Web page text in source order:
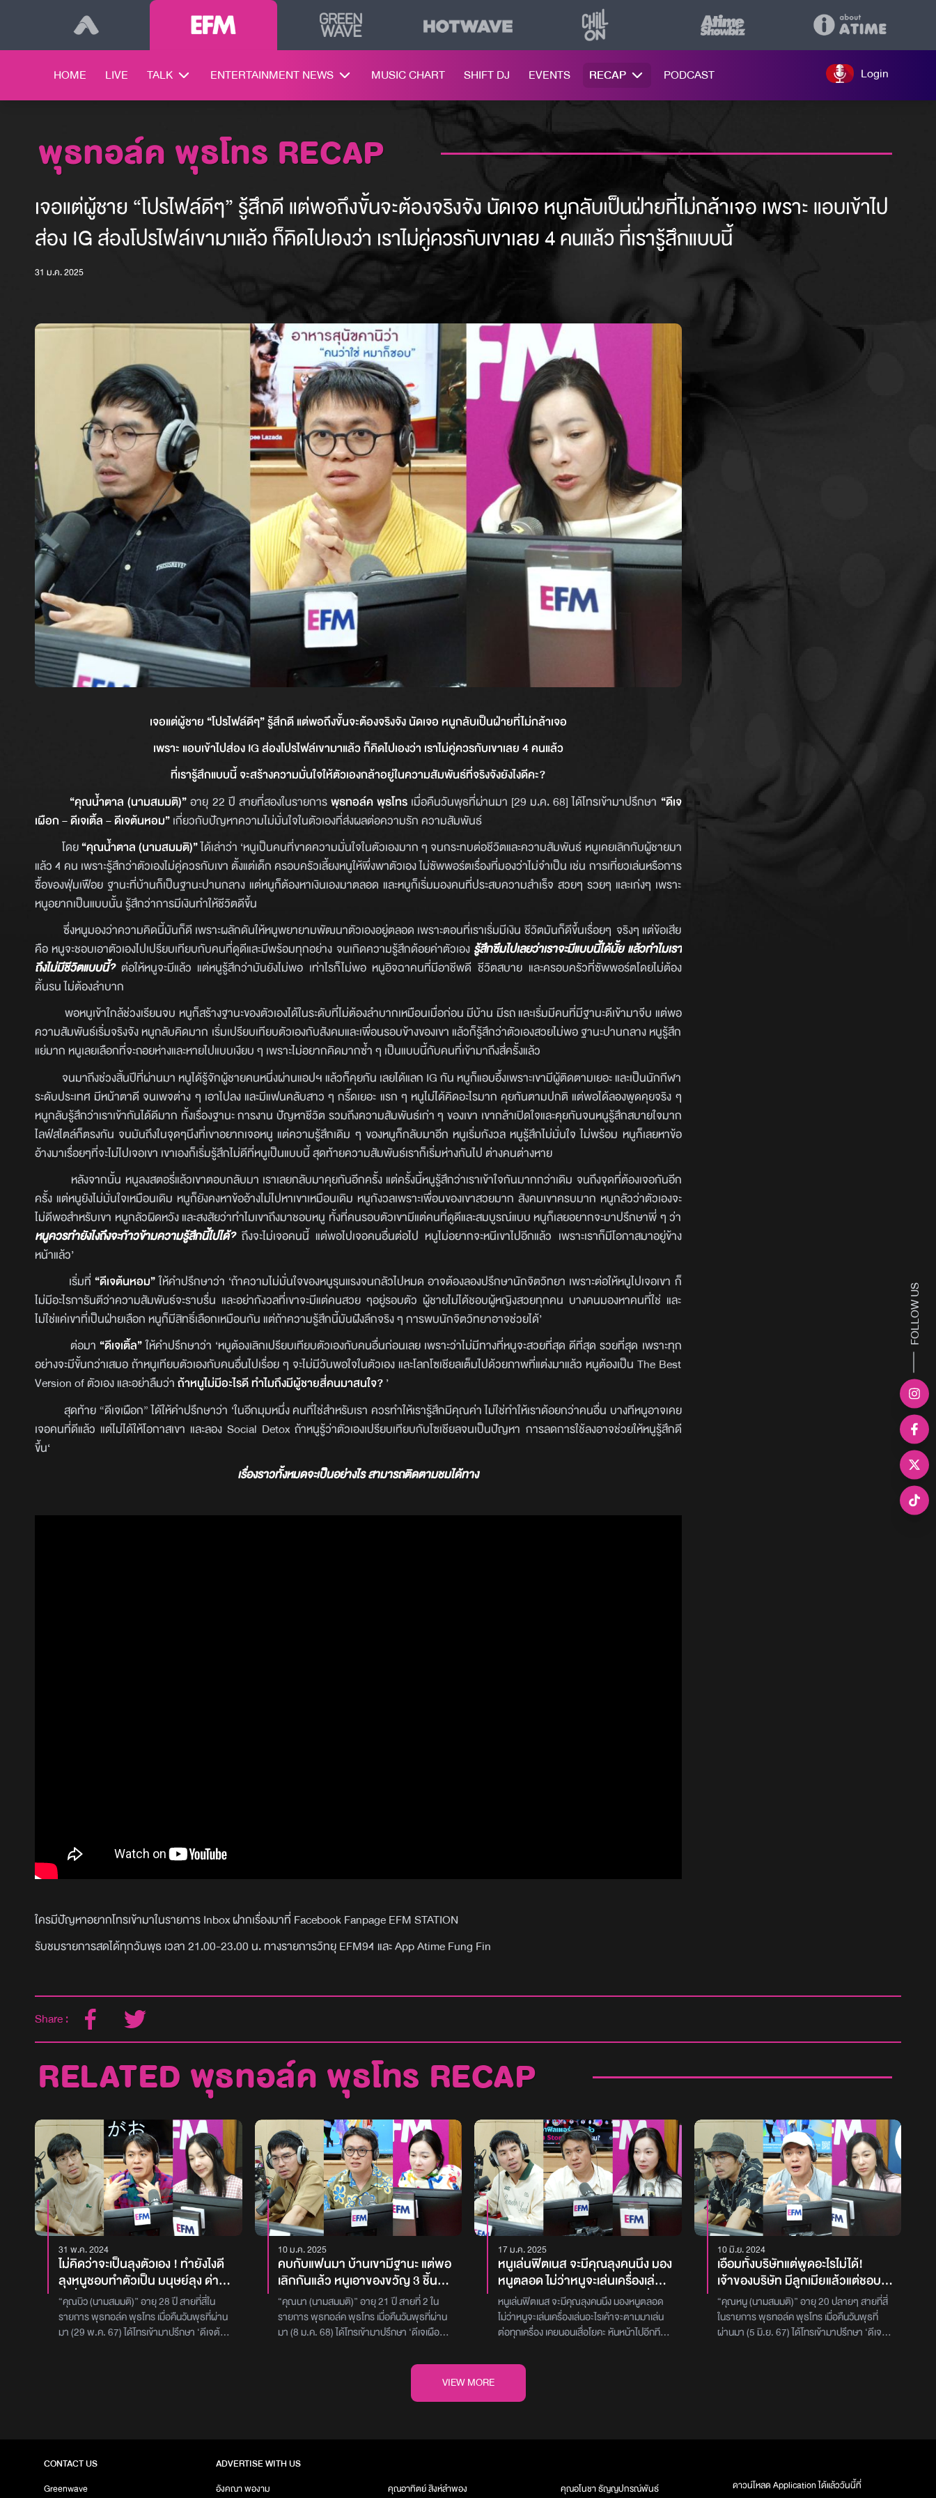
HOME LIVE TALK ENTERTAINMENT NEWS MUSIC CHART SHIFT DJ EVENTS RECAP PODCAST Login
พุธทอล์ค พุธโทร RECAP
เจอแต่ผู้ชาย “โปรไฟล์ดีๆ” รู้สึกดี แต่พอถึงขั้นจะต้องจริงจัง นัดเจอ หนูกลับเป็นฝ่ายที่ไม่กล้าเจอ เพราะ แอบเข้าไป
ส่อง IG ส่องโปรไฟล์เขามาแล้ว ก็คิดไปเองว่า เราไม่คู่ควรกับเขาเลย 4 คนแล้ว ที่เรารู้สึกแบบนี้
31 ม.ค. 2025
เจอแต่ผู้ชาย “โปรไฟล์ดีๆ” รู้สึกดี แต่พอถึงขั้นจะต้องจริงจัง นัดเจอ หนูกลับเป็นฝ่ายที่ไม่กล้าเจอ
เพราะ แอบเข้าไปส่อง IG ส่องโปรไฟล์เขามาแล้ว ก็คิดไปเองว่า เราไม่คู่ควรกับเขาเลย 4 คนแล้ว
ที่เรารู้สึกแบบนี้ จะสร้างความมั่นใจให้ตัวเองกล้าอยู่ในความสัมพันธ์ที่จริงจังยังไงดีคะ?
“คุณน้ำตาล (นามสมมติ)”อายุ 22 ปี สายที่สองในรายการพุธทอล์ค พุธโทรเมื่อคืนวันพุธที่ผ่านมา [29 ม.ค. 68] ได้โทรเข้ามาปรึกษา “ดีเจ
เผือก – ดีเจเติ้ล – ดีเจต้นหอม”เกี่ยวกับปัญหาความไม่มั่นใจในตัวเองที่ส่งผลต่อความรัก ความสัมพันธ์
โดย“คุณน้ำตาล (นามสมมติ)”ได้เล่าว่า ‘หนูเป็นคนที่ขาดความมั่นใจในตัวเองมาก ๆ จนกระทบต่อชีวิตและความสัมพันธ์ หนูเคยเลิกกับผู้ชายมา
แล้ว 4 คน เพราะรู้สึกว่าตัวเองไม่คู่ควรกับเขา ตั้งแต่เด็ก ครอบครัวเลี้ยงหนูให้พึ่งพาตัวเอง ไม่ซัพพอร์ตเรื่องที่มองว่าไม่จำเป็น เช่น การเที่ยวเล่นหรือการ
ซื้อของฟุ่มเฟือย ฐานะที่บ้านก็เป็นฐานะปานกลาง แต่หนูก็ต้องหาเงินเองมาตลอด และหนูก็เริ่มมองคนที่ประสบความสำเร็จ สวยๆ รวยๆ และเก่งๆ เพราะ
หนูอยากเป็นแบบนั้น รู้สึกว่าการมีเงินทำให้ชีวิตดีขึ้น
ซึ่งหนูมองว่าความคิดนี้มันก็ดี เพราะผลักดันให้หนูพยายามพัฒนาตัวเองอยู่ตลอด เพราะตอนที่เราเริ่มมีเงิน ชีวิตมันก็ดีขึ้นเรื่อยๆ จริงๆ แต่ข้อเสีย
คือ หนูจะชอบเอาตัวเองไปเปรียบเทียบกับคนที่ดูดีและมีพร้อมทุกอย่าง จนเกิดความรู้สึกด้อยค่าตัวเองรู้สึกซึมไปเลยว่าเราจะมีแบบนี้ได้มั้ย แล้วทำไมเรา
ถึงไม่มีชีวิตแบบนี้?ต่อให้หนูจะมีแล้ว แต่หนูรู้สึกว่ามันยังไม่พอ เท่าไรก็ไม่พอ หนูอิจฉาคนที่มีอาชีพดี ชีวิตสบาย และครอบครัวที่ซัพพอร์ตโดยไม่ต้อง
ดิ้นรน ไม่ต้องลำบาก
พอหนูเข้าใกล้ช่วงเรียนจบ หนูก็สร้างฐานะของตัวเองได้ในระดับที่ไม่ต้องลำบากเหมือนเมื่อก่อน มีบ้าน มีรถ และเริ่มมีคนที่มีฐานะดีเข้ามาจีบ แต่พอ
ความสัมพันธ์เริ่มจริงจัง หนูกลับคิดมาก เริ่มเปรียบเทียบตัวเองกับสังคมและเพื่อนรอบข้างของเขา แล้วก็รู้สึกว่าตัวเองสวยไม่พอ ฐานะปานกลาง หนูรู้สึก
แย่มาก หนูเลยเลือกที่จะถอยห่างและหายไปแบบเงียบ ๆ เพราะไม่อยากคิดมากซ้ำ ๆ เป็นแบบนี้กับคนที่เข้ามาถึงสี่ครั้งแล้ว
จนมาถึงช่วงสิ้นปีที่ผ่านมา หนูได้รู้จักผู้ชายคนหนึ่งผ่านแอปฯ แล้วก็คุยกัน เลยได้แลก IG กัน หนูก็แอบอึ้งเพราะเขามีผู้ติดตามเยอะ และเป็นนักกีฬา
ระดับประเทศ มีหน้าตาดี จนเพจต่าง ๆ เอาไปลง และมีแฟนคลับสาว ๆ กรี๊ดเยอะ แรก ๆ หนูไม่ได้คิดอะไรมาก คุยกันตามปกติ แต่พอได้ลองพูดคุยจริง ๆ
หนูกลับรู้สึกว่าเราเข้ากันได้ดีมาก ทั้งเรื่องฐานะ การงาน ปัญหาชีวิต รวมถึงความสัมพันธ์เก่า ๆ ของเขา เขากล้าเปิดใจและคุยกันจนหนูรู้สึกสบายใจมาก
ไลฟ์สไตล์ก็ตรงกัน จนมันถึงในจุดๆนึงที่เขาอยากเจอหนู แต่ความรู้สึกเดิม ๆ ของหนูก็กลับมาอีก หนูเริ่มกังวล หนูรู้สึกไม่มั่นใจ ไม่พร้อม หนูก็เลยหาข้อ
อ้างมาเรื่อยๆที่จะไม่ไปเจอเขา เขาเองก็เริ่มรู้สึกไม่ดีที่หนูเป็นแบบนี้ สุดท้ายความสัมพันธ์เราก็เริ่มห่างกันไป ต่างคนต่างหาย
หลังจากนั้น หนูลงสตอรี่แล้วเขาตอบกลับมา เราเลยกลับมาคุยกันอีกครั้ง แต่ครั้งนี้หนูรู้สึกว่าเราเข้าใจกันมากกว่าเดิม จนถึงจุดที่ต้องเจอกันอีก
ครั้ง แต่หนูยังไม่มั่นใจเหมือนเดิม หนูก็ยังคงหาข้ออ้างไม่ไปหาเขาเหมือนเดิม หนูกังวลเพราะเพื่อนของเขาสวยมาก สังคมเขาครบมาก หนูกลัวว่าตัวเองจะ
ไม่ดีพอสำหรับเขา หนูกลัวผิดหวัง และสงสัยว่าทำไมเขาถึงมาชอบหนู ทั้งที่คนรอบตัวเขามีแต่คนที่ดูดีและสมบูรณ์แบบ หนูก็เลยอยากจะมาปรึกษาพี่ ๆ ว่า
หนูควรทำยังไงถึงจะก้าวข้ามความรู้สึกนี้ไปได้?ถึงจะไม่เจอคนนี้ แต่พอไปเจอคนอื่นต่อไป หนูไม่อยากจะหนีเขาไปอีกแล้ว เพราะเราก็มีโอกาสมาอยู่ข้าง
หน้าแล้ว’
เริ่มที่“ดีเจต้นหอม”ให้คำปรึกษาว่า ‘ถ้าความไม่มั่นใจของหนูรุนแรงจนกลัวไปหมด อาจต้องลองปรึกษานักจิตวิทยา เพราะต่อให้หนูไปเจอเขา ก็
ไม่มีอะไรการันตีว่าความสัมพันธ์จะราบรื่น และอย่ากังวลที่เขาจะมีแต่คนสวย ๆอยู่รอบตัว ผู้ชายไม่ได้ชอบผู้หญิงสวยทุกคน บางคนมองหาคนที่ใช่ และ
ไม่ใช่แค่เขาที่เป็นฝ่ายเลือก หนูก็มีสิทธิ์เลือกเหมือนกัน แต่ถ้าความรู้สึกนี้มันฝังลึกจริง ๆ การพบนักจิตวิทยาอาจช่วยได้’
ต่อมา “ดีเจเติ้ล”ให้คำปรึกษาว่า ‘หนูต้องเลิกเปรียบเทียบตัวเองกับคนอื่นก่อนเลย เพราะว่าไม่มีทางที่หนูจะสวยที่สุด ดีที่สุด รวยที่สุด เพราะทุก
อย่างจะมีขั้นกว่าเสมอ ถ้าหนูเทียบตัวเองกับคนอื่นไปเรื่อย ๆ จะไม่มีวันพอใจในตัวเอง และโลกโซเชียลเต็มไปด้วยภาพที่แต่งมาแล้ว หนูต้องเป็น The Best
Version of ตัวเอง และอย่าลืมว่าถ้าหนูไม่มีอะไรดี ทำไมถึงมีผู้ชายสี่คนมาสนใจ?’
สุดท้าย “ดีเจเผือก” ได้ให้คำปรึกษาว่า ‘ในอีกมุมหนึ่ง คนที่ใช่สำหรับเรา ควรทำให้เรารู้สึกมีคุณค่า ไม่ใช่ทำให้เราด้อยกว่าคนอื่น บางทีหนูอาจเคย
เจอคนที่ดีแล้ว แต่ไม่ได้ให้โอกาสเขา และลอง Social Detox ถ้าหนูรู้ว่าตัวเองเปรียบเทียบกับโซเชียลจนเป็นปัญหา การลดการใช้ลงอาจช่วยให้หนูรู้สึกดี
ขึ้น‘
เรื่องราวทั้งหมดจะเป็นอย่างไร สามารถติดตามชมได้ทาง
ใครมีปัญหาอยากโทรเข้ามาในรายการ Inbox ฝากเรื่องมาที่ Facebook Fanpage EFM STATION
รับชมรายการสดได้ทุกวันพุธ เวลา 21.00-23.00 น. ทางรายการวิทยุ EFM94 และ App Atime Fung Fin
Share :
RELATED พุธทอล์ค พุธโทร RECAP
31 พ.ค. 2024
ไม่คิดว่าจะเป็นลุงตัวเอง ! ทำยังไงดี
ลุงหนูชอบทำตัวเป็น มนุษย์ลุง ด่าคน
ไปทั่ว พูดจาไม่ดี เคยไปร้านอาหาร
นั่งหน้าพัดลม สั่งน้ำมูกกระเด็นติด
คนด้านหลัง พอเขาเดินมาเตือน ก็ด่า
“คุณบิว (นามสมมติ)” อายุ 28 ปี สายที่สี่ใน
รายการ พุธทอล์ค พุธโทร เมื่อคืนวันพุธที่ผ่าน
มา (29 พ.ค. 67) ได้โทรเข้ามาปรึกษา ‘ดีเจต้น
ก็คือ เมื่อประมาณ 10 วันที่แล้วหนูไปงานแต่ง ซึ่ง
ละ 10 คน สักพักนึงก็จะมีผู้หญิงอายุประมาณ
60 กว่าๆ มาขอนั่งแชร์โต๊ะด้วย นั่งข้างหนู หลัง
10 ม.ค. 2025
คบกับแฟนมา บ้านเขามีฐานะ แต่พอ
เลิกกันแล้ว หนูเอาของขวัญ 3 ชิ้นที่
เขาเคยให้หนูไปขาย ปรากฏว่าเป็นแบ
รนด์เนมปลอมทั้งหมด ตอนคบกัน
หนูซื้อทั้งทอง เสื้อลิขสิทธิ์แท้ให้เขา
ไหมคะ ว่าอย่าสนับสนุนของปลอม
“คุณนา (นามสมมติ)” อายุ 21 ปี สายที่ 2 ใน
รายการ พุธทอล์ค พุธโทร เมื่อคืนวันพุธที่ผ่าน
มา (8 ม.ค. 68) ได้โทรเข้ามาปรึกษา ‘ดีเจเผือก –
ซื้อของแบรนด์เนมปลอมให้ โดย “คุณนา (นาม
สมมติ)” ได้เล่าว่า ‘แฟนเก่าซื้อของแบรนด์เนมให้
แต่หนูพึ่งมารู้ทีหลังว่าเป็นของปลอม ของที่เขาซื้อ
ของแท้ คือแฟนเก่าหนูเขาอายุ 24 เริ่มจากที่เรา
หลายครั้ง เราได้ตกลงคบกันในวันศริสต์มาส เขา
ซื้อของขวัญชิ้นแรกให้ ในวันที่เราตกลงคบกัน ซึ่ง
17 ม.ค. 2025
หนูเล่นฟิตเนส จะมีคุณลุงคนนึง มอง
หนูตลอด ไม่ว่าหนูจะเล่นเครื่องเล่น
อะไร เค้าจะตามมาเล่นต่อทุกเครื่อง
เคยนอนเสื่อโยคะ หันหน้าไปอีกที เจอ
ลุงนอนหันหน้าเข้าหาเรา เราตกใจ
แบบนี้มาเกือบปีแล้ว
หนูเล่นฟิตเนส จะมีคุณลุงคนนึง มองหนูตลอด
ไม่ว่าหนูจะเล่นเครื่องเล่นอะไรเค้าจะตามมาเล่น
ต่อทุกเครื่อง เคยนอนเสื่อโยคะ หันหน้าไปอีกที
รู้สึกไม่ปลอดภัยเลย โดนแบบนี้มาเกือบปีแล้ว
เตย (นามสมมติ)” อายุ 29 ปี สายที่ 4 ใน
– ดีเจเติ้ล – ดีเจต้นหอม’ เกี่ยวกับปัญหา
- 9 ปีแล้ว ส่วนใหญ่ฟิตเนสก็จะมีผู้ชายเยอะ คือก็
10 มิ.ย. 2024
เอือมทั้งบริษัทแต่พูดอะไรไม่ได้!
เจ้าของบริษัท มีลูกเมียแล้วแต่ชอบ
ลวนลามพนักงานสาว แต่อ้างว่าทำ
เพราะเอ็นดู ทั้งจับขา เอามือล้วงเข้า
มาในแมสก์แล้วหยิกแก้ม เคยทำท่าที
“คุณหนู (นามสมมติ)” อายุ 20 ปลายๆ สายที่สี่
ในรายการ พุธทอล์ค พุธโทร เมื่อคืนวันพุธที่
ผ่านมา (5 มิ.ย. 67) ได้โทรเข้ามาปรึกษา ‘ดีเจ
มาลวนลาม เช่น เดินเข้ามาจับเอว , เอามือสอด
ผ่านมาก็จับต้นคอ , ไปงานกินเลี้ยงก็แอบมาจับ
VIEW MORE
FOLLOW US
CONTACT US
Greenwave
ADVERTISE WITH US
อังคณา พองาม
คุณอาทิตย์ สิงห์ลำพอง คุณอโนชา ธัญญปกรณ์พันธ์ ดาวน์โหลด Application ได้แล้ววันนี้ที่